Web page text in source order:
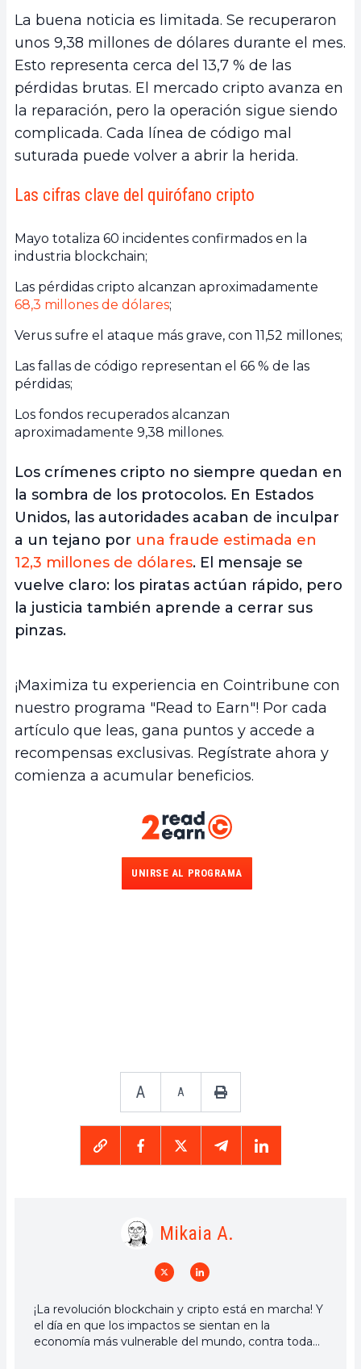
La buena noticia es limitada. Se recuperaron
unos 9,38 millones de dólares durante el mes.
Esto representa cerca del 13,7 % de las
pérdidas brutas. El mercado cripto avanza en
la reparación, pero la operación sigue siendo
complicada. Cada línea de código mal
suturada puede volver a abrir la herida.
Las cifras clave del quirófano cripto
Mayo totaliza 60 incidentes confirmados en la
industria blockchain;
Las pérdidas cripto alcanzan aproximadamente
68,3 millones de dólares;
Verus sufre el ataque más grave, con 11,52 millones;
Las fallas de código representan el 66 % de las
pérdidas;
Los fondos recuperados alcanzan
aproximadamente 9,38 millones.
Los crímenes cripto no siempre quedan en
la sombra de los protocolos. En Estados
Unidos, las autoridades acaban de inculpar
a un tejano por una fraude estimada en
12,3 millones de dólares. El mensaje se
vuelve claro: los piratas actúan rápido, pero
la justicia también aprende a cerrar sus
pinzas.
¡Maximiza tu experiencia en Cointribune con
nuestro programa "Read to Earn"! Por cada
artículo que leas, gana puntos y accede a
recompensas exclusivas. Regístrate ahora y
comienza a acumular beneficios.
UNIRSE AL PROGRAMA
A A
Mikaia A.
¡La revolución blockchain y cripto está en marcha! Y
el día en que los impactos se sientan en la
economía más vulnerable del mundo, contra toda